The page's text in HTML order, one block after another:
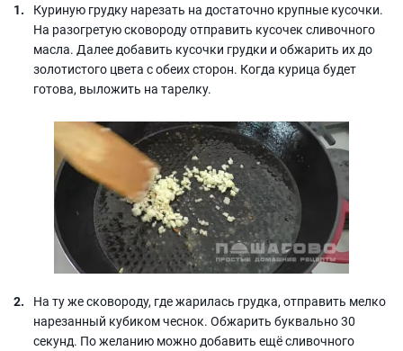
Куриную грудку нарезать на достаточно крупные кусочки.
На разогретую сковороду отправить кусочек сливочного
масла. Далее добавить кусочки грудки и обжарить их до
золотистого цвета с обеих сторон. Когда курица будет
готова, выложить на тарелку.
На ту же сковороду, где жарилась грудка, отправить мелко
нарезанный кубиком чеснок. Обжарить буквально 30
секунд. По желанию можно добавить ещё сливочного